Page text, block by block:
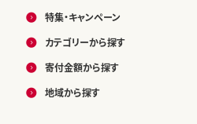
特集・キャンペーン
カテゴリーから探す
寄付金額から探す
地域から探す